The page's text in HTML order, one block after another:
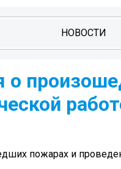
НОВОСТИ
пожарах и